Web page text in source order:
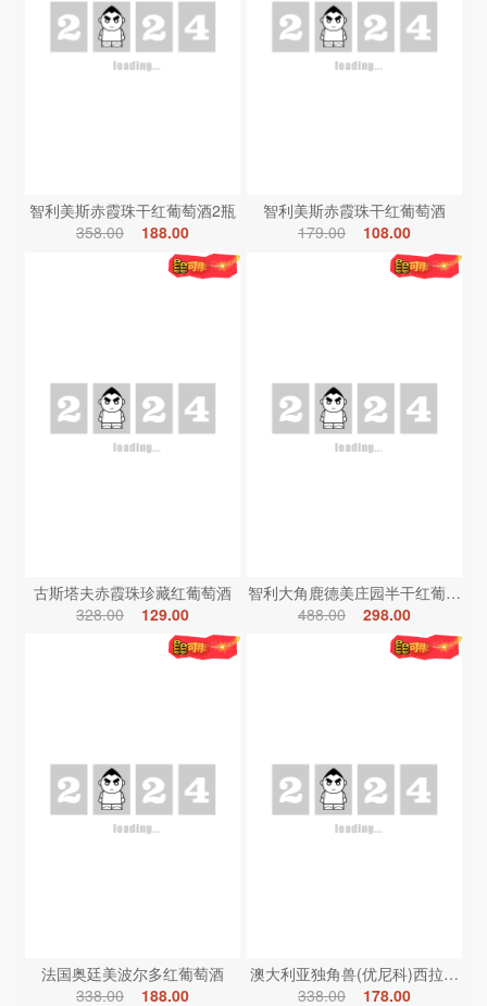
智利美斯赤霞珠干红葡萄酒2瓶
358.00
188.00
智利美斯赤霞珠干红葡萄酒
179.00
108.00
古斯塔夫赤霞珠珍藏红葡萄酒
328.00
129.00
智利大角鹿德美庄园半干红葡萄酒
488.00
298.00
法国奥廷美波尔多红葡萄酒
338.00
188.00
澳大利亚独角兽(优尼科)西拉红葡
338.00
178.00